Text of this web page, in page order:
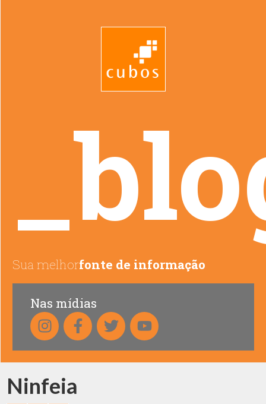
Sua melhorfonte de informação
Nas mídias
Ninfeia